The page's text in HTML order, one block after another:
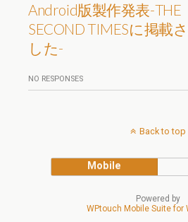
Android版製作発表-THE
SECOND TIMESに掲載
した-
NO RESPONSES
Back to top
Mobile
Powered by
WPtouch Mobile Suite for